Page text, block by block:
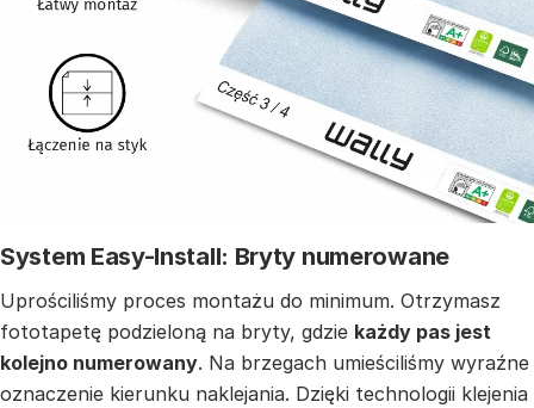
System Easy-Install: Bryty numerowane
Uprościliśmy proces montażu do minimum. Otrzymasz
fototapetę podzieloną na bryty, gdzie każdy pas jest
kolejno numerowany. Na brzegach umieściliśmy wyraźne
oznaczenie kierunku naklejania. Dzięki technologii klejenia